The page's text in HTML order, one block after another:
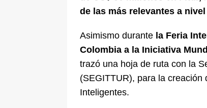
de las más relevantes a
Asimismo durante la Feria
Colombia a la Iniciativa
trazó una hoja de ruta con la
(SEGITTUR), para la
Inteligentes.